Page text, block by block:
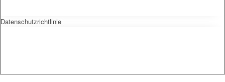
Datenschutzrichtlinie